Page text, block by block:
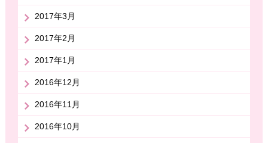
2017年3月
2017年2月
2017年1月
2016年12月
2016年11月
2016年10月